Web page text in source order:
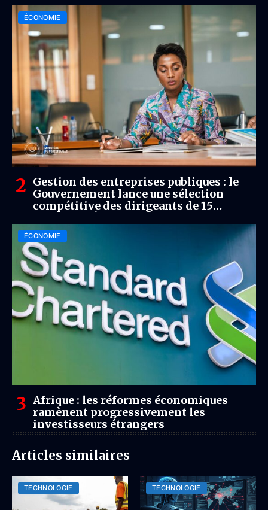
ÉCONOMIE
Gestion des entreprises publiques : le
Gouvernement lance une sélection
compétitive des dirigeants de 15
ÉCONOMIE
Afrique : les réformes économiques
ramènent progressivement les
investisseurs étrangers
Articles similaires
TECHNOLOGIE TECHNOLOGIE